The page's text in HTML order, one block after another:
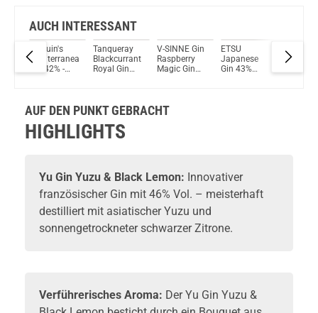
AUCH INTERESSANT
Tarquin's
Mediterranean
Gin 42% -
Tanqueray
Blackcurrant
Royal Gin
V-SINNE Gin
Raspberry
Magic Gin
ETSU
Japanese
Gin 43%
Kyrö
Gin
AUF DEN PUNKT GEBRACHT
HIGHLIGHTS
Yu Gin Yuzu & Black Lemon: Innovativer
französischer Gin mit 46% Vol. – meisterhaft
destilliert mit asiatischer Yuzu und
sonnengetrockneter schwarzer Zitrone.
Verführerisches Aroma: Der Yu Gin Yuzu &